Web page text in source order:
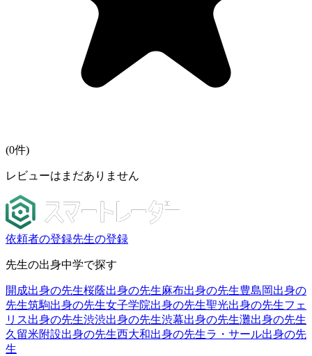
(0件)
レビューはまだありません
依頼者の登録先生の登録
先生の出身中学で探す
開成出身の先生桜蔭出身の先生麻布出身の先生豊島岡出身の
先生筑駒出身の先生女子学院出身の先生聖光出身の先生フェ
リス出身の先生渋渋出身の先生渋幕出身の先生灘出身の先生
久留米附設出身の先生西大和出身の先生ラ・サール出身の先
生